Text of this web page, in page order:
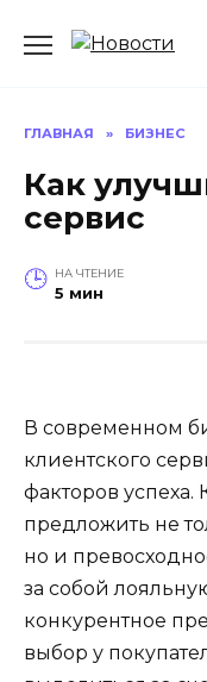
ГЛАВНАЯ » БИЗНЕС
Как
сервис
НА ЧТЕНИЕ
5 мин
В современном
клиентского
факторов
предложить не
но и
за собой
конкурентное
выбор у